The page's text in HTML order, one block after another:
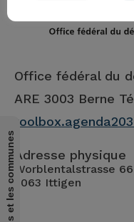
Office fédéral du
ARE 3003 Berne
Adresse physique
Worblentalstrasse 66
3063 Ittigen